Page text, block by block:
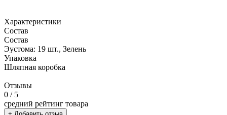
Характеристики
Состав
Состав
Эустома: 19 шт., Зелень
Упаковка
Шляпная коробка
Отзывы
0 / 5
средний рейтинг товара